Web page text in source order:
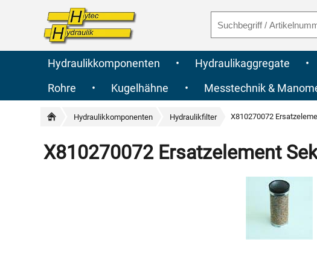
Hydraulikkomponenten • Hydraulikaggregate •
Rohre
• Kugelhähne • Messtechnik &
Hydraulikkomponenten Hydraulikfilter X810270072
X810270072 Ersatzelement